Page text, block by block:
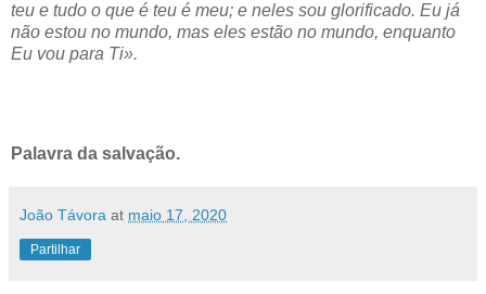
teu e tudo o que é teu é meu; e neles sou glorificado. Eu já
não estou no mundo, mas eles estão no mundo, enquanto
Eu vou para Ti».
Palavra da salvação.
João Távora at maio 17, 2020
Partilhar